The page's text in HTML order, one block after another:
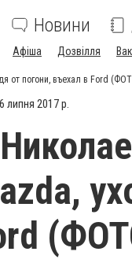
Новини
Афіша Дозвілля
от погони, въехал в Ford
липня 2017 р.